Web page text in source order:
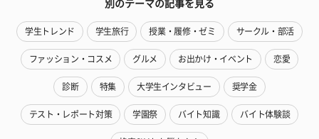
別のテーマの記事を見る
学生トレンド 学生旅行 授業・履修・ゼミ サークル・部活
ファッション・コスメ グルメ お出かけ・イベント 恋愛
診断 特集 大学生インタビュー 奨学金
テスト・レポート対策 学園祭 バイト知識 バイト体験談